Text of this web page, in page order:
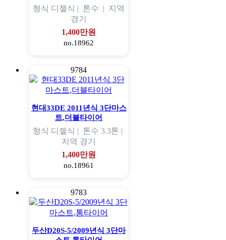
형식 디젤식 | 톤수 | 지역
경기
1,400만원
no.18962
9784
현대33DE 2011년식 3단마스
트,더블타이어
형식 디젤식 | 톤수 3.3톤 |
지역 경기
1,400만원
no.18961
9783
두산D20S-5/2009년식 3단마